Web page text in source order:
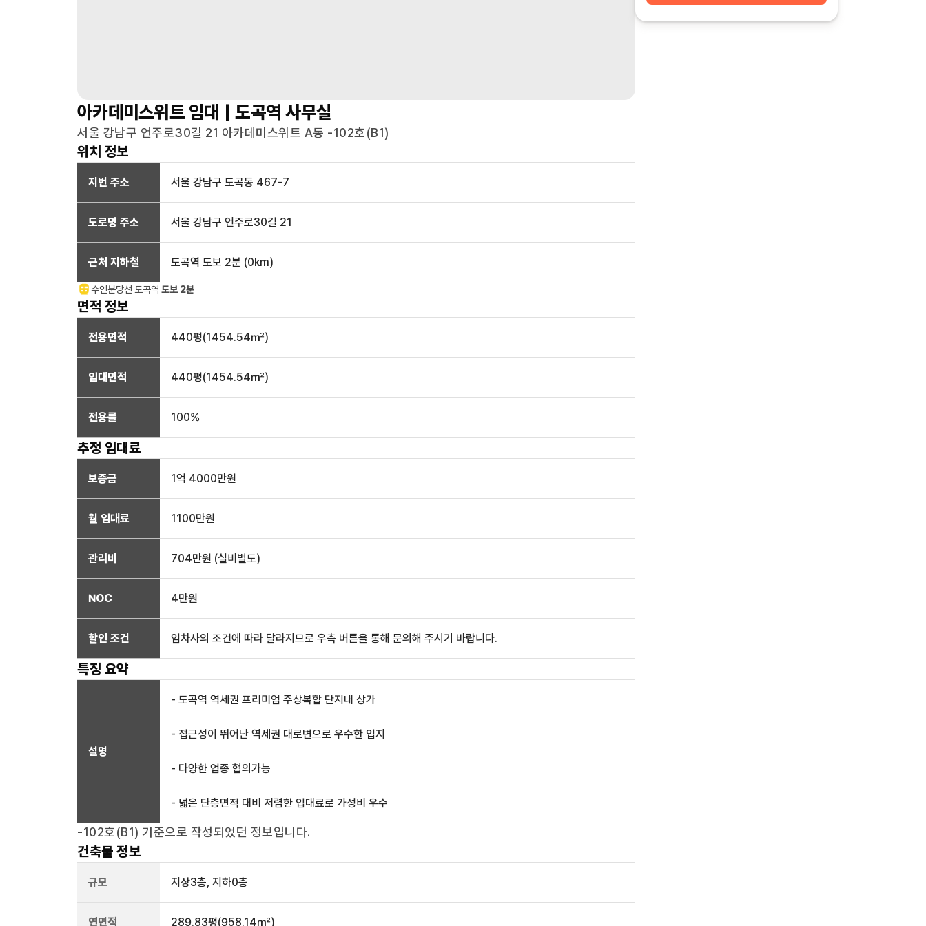
아카데미스위트임대 | 도곡역 사무실
서울 강남구 언주로30길 21 아카데미스위트 A동 -102호(B1)
위치 정보
지번 주소 서울 강남구 도곡동 467-7
도로명 주소 서울 강남구 언주로30길 21
근처 지하철 도곡역 도보 2분 (0km)
수인분당선 도곡역 도보 2분
면적 정보
전용면적 440평(1454.54㎡)
임대면적 440평(1454.54㎡)
전용률 100%
추정 임대료
보증금 1억 4000만원
월 임대료 1100만원
관리비 704만원 (실비별도)
NOC 4만원
할인 조건 임차사의 조건에 따라 달라지므로 우측 버튼을 통해 문의해 주시기 바랍니다.
특징 요약
설명
- 도곡역 역세권 프리미엄 주상복합 단지내 상가
- 접근성이 뛰어난 역세권 대로변으로 우수한 입지
- 다양한 업종 협의가능
- 넓은 단층면적 대비 저렴한 입대료로 가성비 우수
-102호(B1) 기준으로 작성되었던 정보입니다.
건축물 정보
규모 지상3층, 지하0층
연면적 289.83평(958.14㎡)